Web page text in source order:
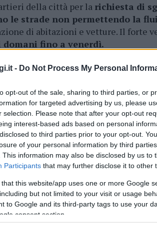
- Do Not Process My Personal
opt-out of the sale, sharing to third parties, or
for targeted advertising by us, please
selection. Please note that after your opt-out
interest-based ads based on personal
to third parties prior to your opt-out.
of your personal information by third
This information may also be disclosed by us to
Participants that may further disclose it to other
that this website/app uses one or more Google
but not limited to your visit or usage
to Google and its third-party tags to use your
consent section.
della città per la richiesta di
le strade non permettendo la
di abitazioni e vetture. Il forte
fino a venerdì.
cliccandoqui
nella sezioneLogindal menù del